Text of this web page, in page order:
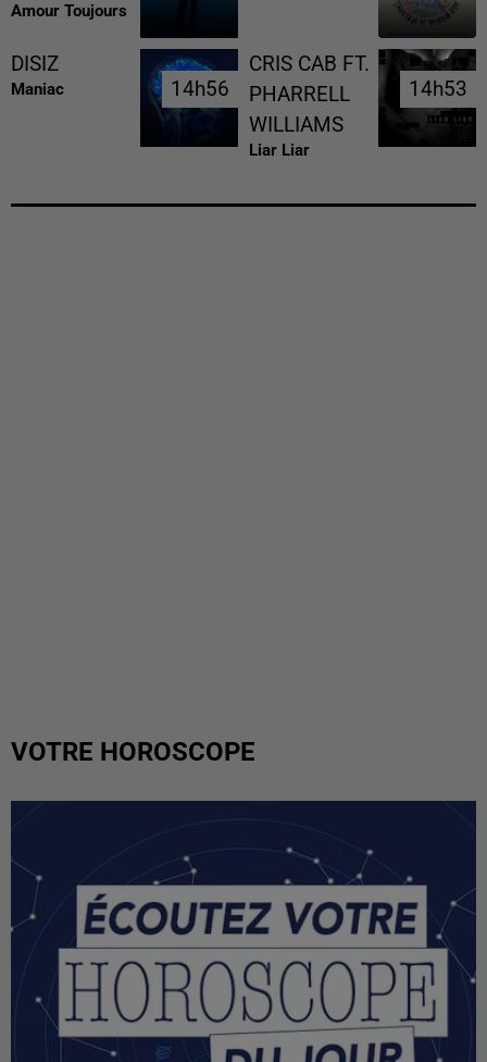
Amour Toujours
DISIZ
Maniac 14h56
14h56
CRIS CAB FT.
PHARRELL
WILLIAMS
Liar Liar
14h53
14h53
VOTRE HOROSCOPE